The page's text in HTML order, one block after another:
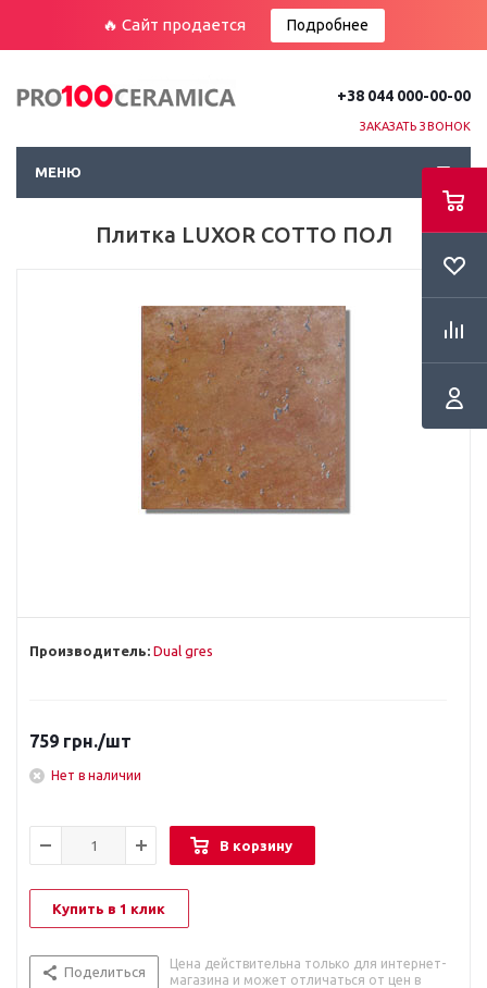
🔥 Сайт продается Подробнее
+38 044 000-00-00
ЗАКАЗАТЬ ЗВОНОК
МЕНЮ
Плитка LUXOR COTTO ПОЛ
Производитель: Dual gres
759 грн./шт
Нет в наличии
В корзину
Купить в 1 клик
Поделиться
Цена действительна только для интернет-
магазина и может отличаться от цен в